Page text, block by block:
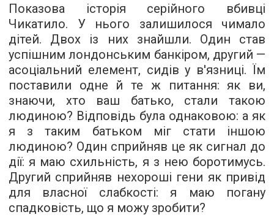
Показова історія серійного вбивці
Чикатило. У нього залишилося чимало
дітей. Двох із них знайшли. Один став
успішним лондонським банкіром, другий —
асоціальний елемент, сидів у в'язниці. Їм
поставили одне й те ж питання: як ви,
знаючи, хто ваш батько, стали такою
людиною? Відповідь була однаковою: а як
я з таким батьком міг стати іншою
людиною? Один сприйняв це як сигнал до
дії: я маю схильність, я з нею боротимусь.
Другий сприйняв нехороші гени як привід
для власної слабкості: я маю погану
спадковість, що я можу зробити?